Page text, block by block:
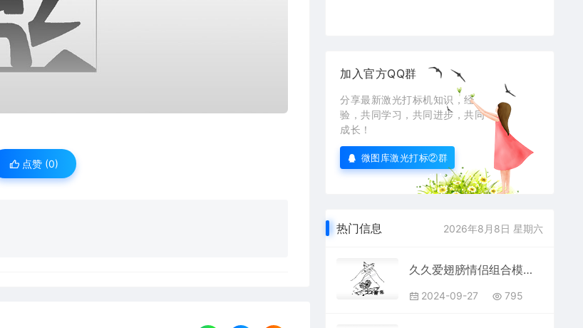
点赞 (0)
加入官方QQ群
分享最新激光打标机知识，经
验，共同学习，共同进步，共同
成长！
微图库激光打标②群
热门信息 2026年8月8日 星期六
久久爱翅膀情侣组合模板PLT格式激光打标文件通用矢量图
2024-09-27 795